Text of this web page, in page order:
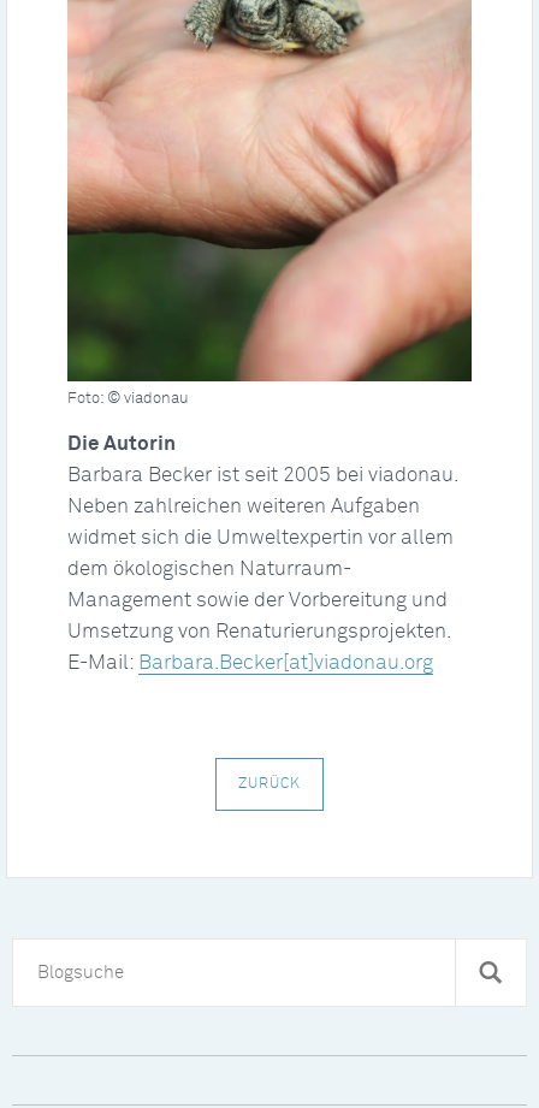
Foto: © viadonau
Die Autorin
Barbara Becker ist seit 2005 bei viadonau.
Neben zahlreichen weiteren Aufgaben
widmet sich die Umweltexpertin vor allem
dem ökologischen Naturraum-
Management sowie der Vorbereitung und
Umsetzung von Renaturierungsprojekten.
E-Mail: Barbara.Becker[at]viadonau.org
ZURÜCK